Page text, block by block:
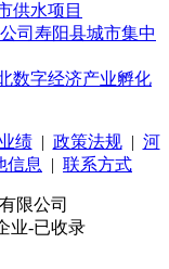
供水项目
司寿阳县城市集中
数字经济产业孵化
绩| 政策法规| 河
信息 | 联系方式
限公司
业-已收录